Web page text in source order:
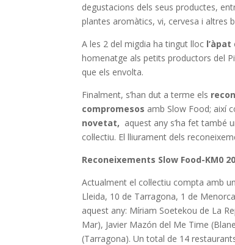
degustacions dels seus productes,
plantes aromàtics, vi, cervesa i altres
A les 2 del migdia ha tingut lloc
homenatge als petits productors del
que els envolta.
Finalment, s’han dut a terme els
compromesos amb Slow Food; així
novetat, aquest any s’ha fet també
col·lectiu. El lliurament dels
Reconeixements Slow Food-KM0
Actualment el col·lectiu compta amb
Lleida, 10 de Tarragona, 1 de
aquest any: Míriam Soetekou de La
Mar), Javier Mazón del Me Time
(Tarragona). Un total de 14